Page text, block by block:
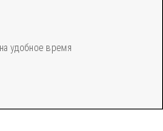
удобное время